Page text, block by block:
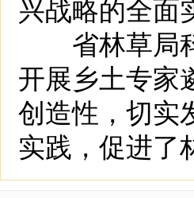
兴战略的全面
省林草局科
开展乡土专家
创造性，切实
实践，促进了